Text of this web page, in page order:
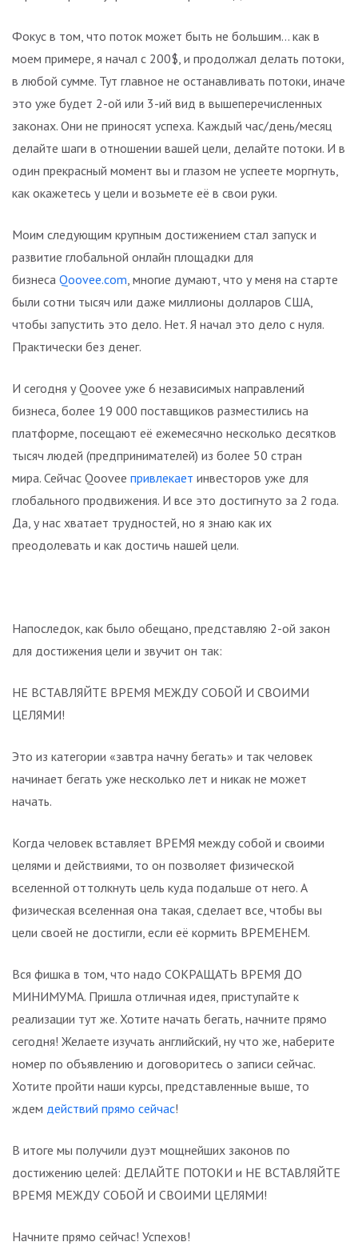
Фокус в том, что поток может быть не большим… как в
моем примере, я начал с 200$, и продолжал делать потоки,
в любой сумме. Тут главное не останавливать потоки, иначе
это уже будет 2-ой или 3-ий вид в вышеперечисленных
законах. Они не приносят успеха. Каждый час/день/месяц
делайте шаги в отношении вашей цели, делайте потоки. И в
один прекрасный момент вы и глазом не успеете моргнуть,
как окажетесь у цели и возьмете её в свои руки.
Моим следующим крупным достижением стал запуск и
развитие глобальной онлайн площадки для
бизнеса Qoovee.com , многие думают, что у меня на старте
были сотни тысяч или даже миллионы долларов США,
чтобы запустить это дело. Нет. Я начал это дело с нуля.
Практически без денег.
И сегодня у Qoovee уже 6 независимых направлений
бизнеса, более 19 000 поставщиков разместились на
платформе, посещают её ежемесячно несколько десятков
тысяч людей (предпринимателей) из более 50 стран
мира. Сейчас Qoovee привлекает инвесторов уже для
глобального продвижения. И все это достигнуто за 2 года.
Да, у нас хватает трудностей, но я знаю как их
преодолевать и как достичь нашей цели.
Напоследок, как было обещано, представляю 2-ой закон
для достижения цели и звучит он так:
НЕ ВСТАВЛЯЙТЕ ВРЕМЯ МЕЖДУ СОБОЙ И СВОИМИ
ЦЕЛЯМИ!
Это из категории «завтра начну бегать» и так человек
начинает бегать уже несколько лет и никак не может
начать.
Когда человек вставляет ВРЕМЯ между собой и своими
целями и действиями, то он позволяет физической
вселенной оттолкнуть цель куда подальше от него. А
физическая вселенная она такая, сделает все, чтобы вы
цели своей не достигли, если её кормить ВРЕМЕНЕМ.
Вся фишка в том, что надо СОКРАЩАТЬ ВРЕМЯ ДО
МИНИМУМА. Пришла отличная идея, приступайте к
реализации тут же. Хотите начать бегать, начните прямо
сегодня! Желаете изучать английский, ну что же, наберите
номер по объявлению и договоритесь о записи сейчас.
Хотите пройти наши курсы, представленные выше, то
ждем действий прямо сейчас!
В итоге мы получили дуэт мощнейших законов по
достижению целей: ДЕЛАЙТЕ ПОТОКИ и НЕ ВСТАВЛЯЙТЕ
ВРЕМЯ МЕЖДУ СОБОЙ И СВОИМИ ЦЕЛЯМИ!
Начните прямо сейчас! Успехов!